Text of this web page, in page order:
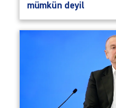
mümkün deyil